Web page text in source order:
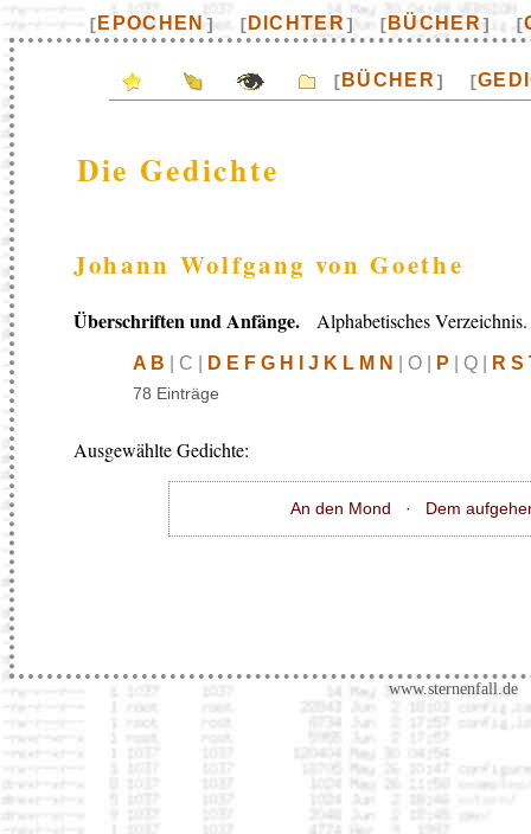
[ EPOCHEN ] [ DICHTER] [ BÜCHER] [
[ BÜCHER] [
Die Gedichte
Johann Wolfgang von Goethe
Überschriften und Anfänge. Alphabetisches Verzeichnis.
A B | C | D E F G H I J K L M N | O | P | Q | R S
78 Einträge
Ausgewählte Gedichte:
An den Mond · Dem
www.sternenfall.de